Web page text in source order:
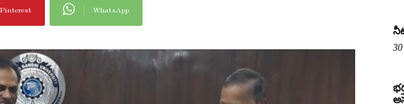
Pinterest WhatsApp
30